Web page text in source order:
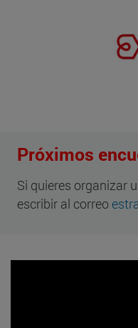
Próximos
Si quieres organizar
escribir al correo